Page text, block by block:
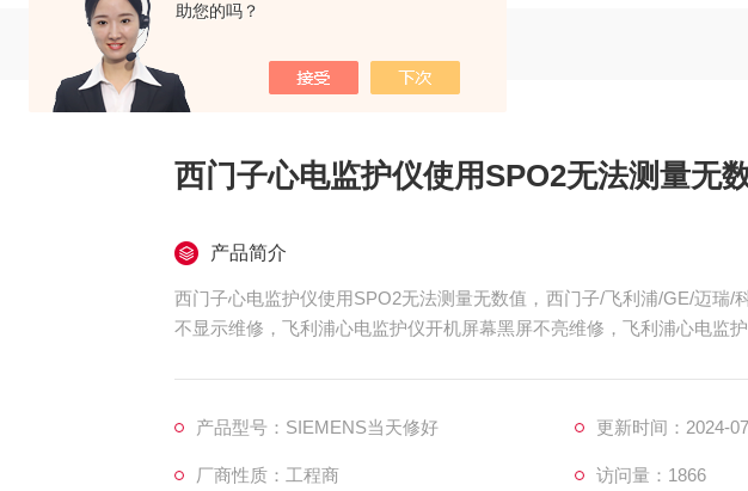
助您的吗？
西门子心电监护仪使用SPO2无法测量无
产品简介
西门子心电监护仪使用SPO2无法测量无数值，西门子/飞利浦/GE/迈瑞/
不显示维修，飞利浦心电监护仪开机屏幕黑屏不亮维修，飞利浦心电监
修，飞利浦心电监护仪模块通讯异常维修，初
产品型号：SIEMENS当天修好 更新时间：2024-
厂商性质：工程商 访问量：1866